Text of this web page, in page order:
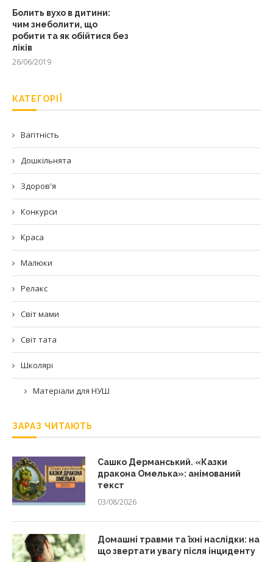
Болить вухо в дитини:
чим знеболити, що
робити та як обійтися без
ліків
26/06/2019
КАТЕГОРІЇ
Вагітність
Дошкільнята
Здоров'я
Конкурси
Краса
Малюки
Релакс
Світ мами
Світ тата
Школярі
Матеріали для НУШ
ЗАРАЗ ЧИТАЮТЬ
Сашко Дерманський. «Казки
дракона Омелька»: анімований
текст
03/08/2026
Домашні травми та їхні наслідки: на
що звертати увагу після інциденту